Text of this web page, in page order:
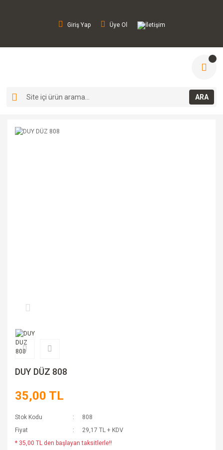
Giriş Yap Üye Ol İletişim
ARA
DUY DÜZ 808
35,00 TL
Stok Kodu
808
Fiyat
29,17 TL + KDV
* 35,00 TL den başlayan taksitlerle!!